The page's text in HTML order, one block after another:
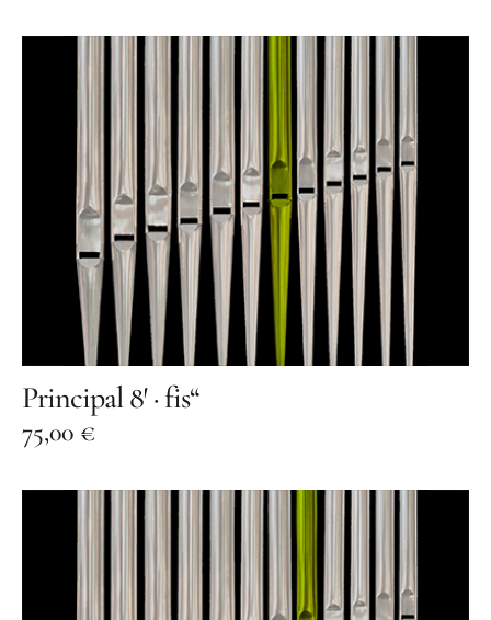
Principal 8′ · fis“
75,00 €